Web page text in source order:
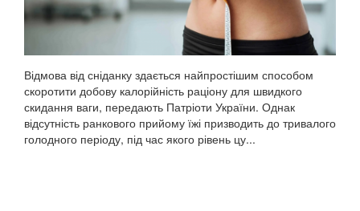
Відмова від сніданку здається найпростішим способом
скоротити добову калорійність раціону для швидкого
скидання ваги, передають Патріоти України. Однак
відсутність ранкового прийому їжі призводить до тривалого
голодного періоду, під час якого рівень цу...